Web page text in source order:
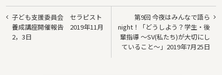
投
稿
ナ
第9回 今夜はみんなで語ら
night！「どうしよう？学生・後
輩指導 〜SV(私たち)が大切にし
ていること〜」2019年7月25日
子ども支援委員会 セラピスト
養成講座開催報告 2019年11月
2，3日